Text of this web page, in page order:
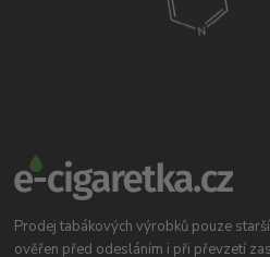
Prodej tabákových výrobků pouze
ověřen před odesláním i při převzetí